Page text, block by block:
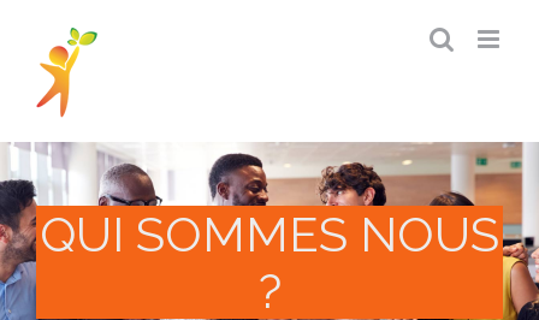
contenu
QUI SOMMES NOUS
?